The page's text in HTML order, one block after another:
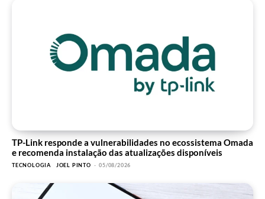
TP-Link responde a vulnerabilidades no ecossistema Omada
e recomenda instalação das atualizações disponíveis
TECNOLOGIA JOEL PINTO - 05/08/2026